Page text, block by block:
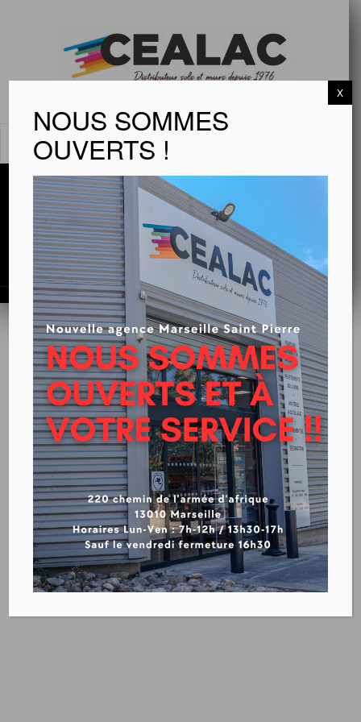
MENU
PROTECTION INDIVIDUELLE
VÊTEMENTS/CHAUSSURES
EPI
NOUS SOMMES
OUVERTS !
X